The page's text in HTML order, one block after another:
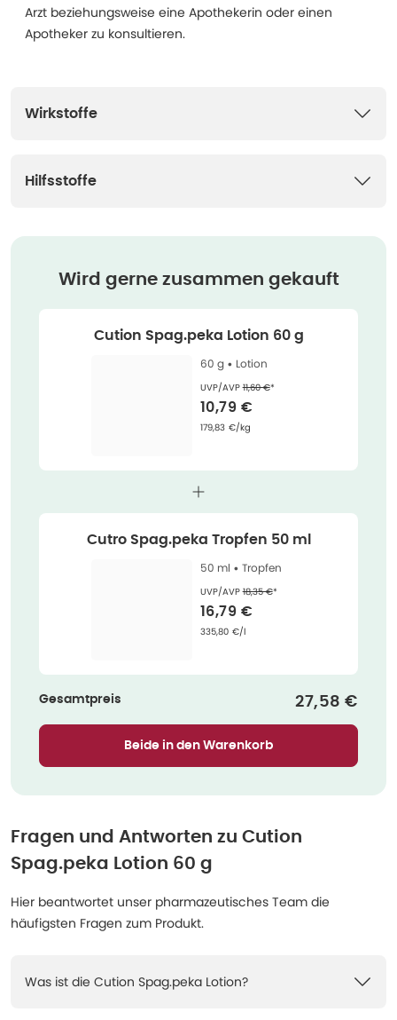
Arzt beziehungsweise eine Apothekerin oder einen
Apotheker zu konsultieren.
Wirkstoffe
Hilfsstoffe
Wird gerne zusammen gekauft
Cution Spag.peka Lotion 60 g
60 g • Lotion
UVP/AVPEhemaliger Preis (U V P)
11,60 €*
Verkaufspreis
10,79 €
Grundpreis:
179,83 €/kg
Cutro Spag.peka Tropfen 50 ml
50 ml • Tropfen
UVP/AVPEhemaliger Preis (U V P)
18,35 €*
Verkaufspreis
16,79 €
Grundpreis
335,80 €/l
Gesamtpreis 27,58 €
Beide in den Warenkorb
Fragen und Antworten zu Cution
Spag.peka Lotion 60 g
Hier beantwortet unser pharmazeutisches Team die
häufigsten Fragen zum Produkt.
Was ist die Cution Spag.peka Lotion?